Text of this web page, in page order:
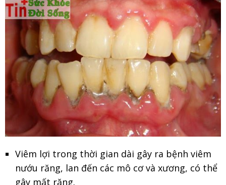
Viêm lợi trong thời gian dài gây ra bệnh viêm
nướu răng, lan đến các mô cơ và xương, có thể
gây mất răng.